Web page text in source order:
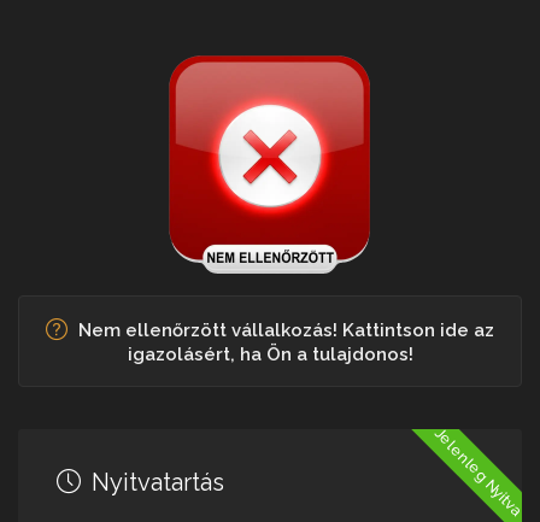
Nem ellenőrzött vállalkozás! Kattintson ide az
igazolásért, ha Ön a tulajdonos!
Jelenleg Nyitva
Nyitvatartás